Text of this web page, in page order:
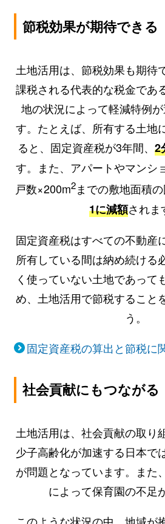
節税効果が期待できる
土地活用は、節税効果も期待
課税される代表的な税金であ
地の状況によって軽減特例
す。たとえば、所有する土地
ると、固定資産税が3年間、 2
す。また、アパートやマンシ
戸数×200m2までの敷地面積
1に減額されま
固定資産税はすべての不動産
所有している間は納め続ける
く使っていない土地であって
め、土地活用で節税すること
う。
固定資産税の算出と節税に
社会貢献にもつながる
土地活用は、社会貢献の取り
少子高齢化が加速する日本で
が問題となっています。また
によって保育園の不足